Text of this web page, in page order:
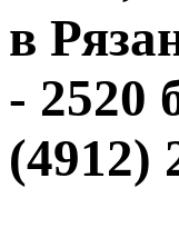
в
- 2520
(4912)